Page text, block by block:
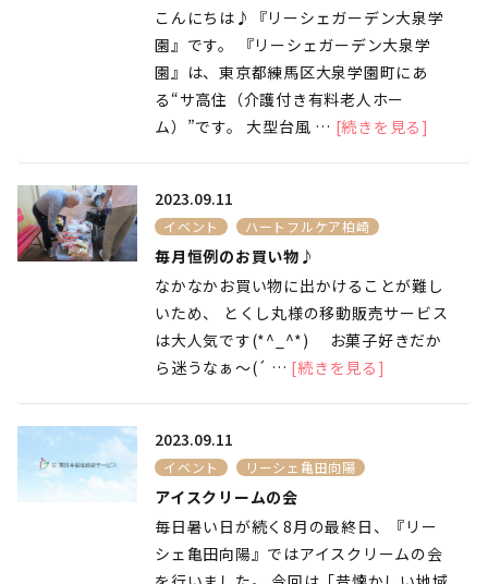
こんにちは♪『リーシェガーデン大泉学
園』です。 『リーシェガーデン大泉学
園』は、東京都練馬区大泉学園町にあ
る“サ高住（介護付き有料老人ホー
ム）”です。 大型台風 … [続きを見る]
2023.09.11
イベント ハートフルケア柏崎
毎月恒例のお買い物♪
なかなかお買い物に出かけることが難し
いため、 とくし丸様の移動販売サービス
は大人気です(*^_^*) お菓子好きだか
ら迷うなぁ～(´ … [続きを見る]
2023.09.11
イベント リーシェ亀田向陽
アイスクリームの会
毎日暑い日が続く8月の最終日、『リー
シェ亀田向陽』ではアイスクリームの会